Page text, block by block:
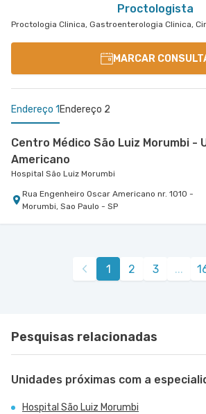
Proctologista
MARCAR
Endereço 1 Endereço 2
Centro Médico São Luiz Morumbi -
Americano
Hospital São Luiz Morumbi
Rua Engenheiro Oscar Americano nr. 1010 -
Morumbi, Sao Paulo - SP
Centro Médico São Luiz Itaim -
Rua Doutor Alceu de Campos Rodrigues nr. 229
Conj. 807 8º Andar - Vila Nova Conceicao, Sao
1 2 3 ...
Pesquisas relacionadas
Unidades próximas com a
Hospital São Luiz Morumbi